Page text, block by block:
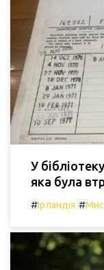
У
яка була
#Ірландія #